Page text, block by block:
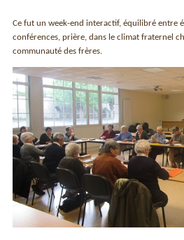
Ce fut un week-end interactif, équilibré entre
conférences, prière, dans le climat fraternel
communauté des frères.